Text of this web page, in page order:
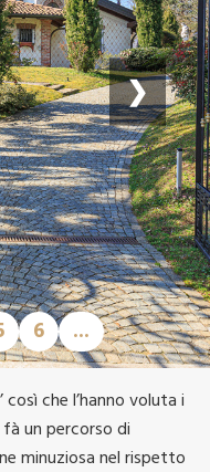
❯
6 ...
così che l’hanno voluta i
un percorso di
minuziosa nel rispetto